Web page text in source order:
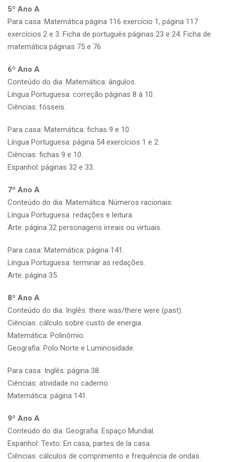
5º Ano A
Para casa: Matemática página 116 exercício 1, página 117
exercícios 2 e 3. Ficha de português páginas 23 e 24. Ficha de
matemática páginas 75 e 76.
6º Ano A
Conteúdo do dia: Matemática: ângulos.
Língua Portuguesa: correção páginas 8 à 10.
Ciências: fósseis.
Para casa: Matemática: fichas 9 e 10.
Língua Portuguesa: página 54 exercícios 1 e 2.
Ciências: fichas 9 e 10.
Espanhol: páginas 32 e 33.
7º Ano A
Conteúdo do dia: Matemática: Números racionais.
Língua Portuguesa: redações e leitura.
Arte: página 32 personagens irreais ou virtuais.
Para casa: Matemática: página 141.
Língua Portuguesa: terminar as redações.
Arte: página 35.
8º Ano A
Conteúdo do dia: Inglês: there was/there were (past).
Ciências: cálculo sobre custo de energia.
Matemática: Polinômio.
Geografia: Polo Norte e Luminosidade.
Para casa: Inglês: página 38.
Ciências: atividade no caderno.
Matemática: página 141.
9º Ano A
Conteúdo do dia: Geografia: Espaço Mundial.
Espanhol: Texto: En casa, partes de la casa.
Ciências: cálculos de comprimento e frequência de ondas.